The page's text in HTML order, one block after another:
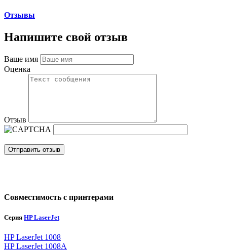
Отзывы
Напишите свой отзыв
Ваше имя
Оценка
Отзыв
Отправить отзыв
Совместимость с принтерами
Серия HP LaserJet
HP LaserJet 1008
HP LaserJet 1008A